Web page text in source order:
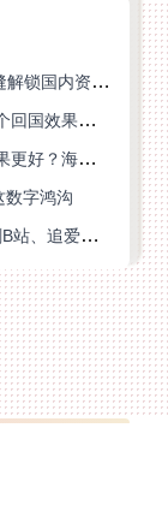
海外党必看：如何选对回国翻墙VPN，无缝解锁国内资源？
ChickCN VPN好用吗？和海牛VPN对比哪个回国效果更好？
ChickCN VPN和当归VPN对比哪个回国效果更好？海外党亲测后选了它
数字鸿沟
Quickback和巨鲸好用吗？在海外深夜想刷B站、追爱奇艺的你，或许正需要这份答案